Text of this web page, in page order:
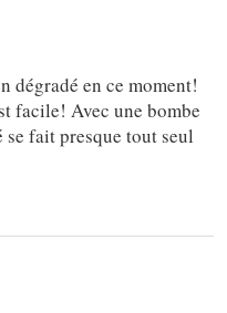
dégradé en ce moment!
facile! Avec une bombe
fait presque tout seul